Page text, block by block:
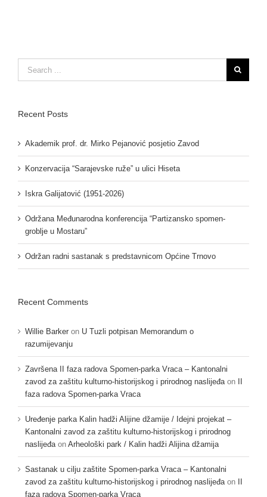
Recent Posts
Akademik prof. dr. Mirko Pejanović posjetio Zavod
Konzervacija “Sarajevske ruže” u ulici Hiseta
Iskra Galijatović (1951-2026)
Održana Međunarodna konferencija “Partizansko spomen-
groblje u Mostaru”
Održan radni sastanak s predstavnicom Općine Trnovo
Recent Comments
Willie Barker on U Tuzli potpisan Memorandum o
razumijevanju
Završena II faza radova Spomen-parka Vraca – Kantonalni
zavod za zaštitu kulturno-historijskog i prirodnog naslijeđa on II
faza radova Spomen-parka Vraca
Uređenje parka Kalin hadži Alijine džamije / Idejni projekat –
Kantonalni zavod za zaštitu kulturno-historijskog i prirodnog
naslijeđa on Arheološki park / Kalin hadži Alijina džamija
Sastanak u cilju zaštite Spomen-parka Vraca – Kantonalni
zavod za zaštitu kulturno-historijskog i prirodnog naslijeđa on II
faza radova Spomen-parka Vraca